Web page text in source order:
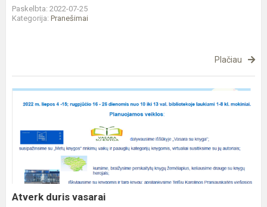
Paskelbta: 2022-07-25
Kategorija: Pranešimai
Plačiau
Atverk
duris
Atverk duris vasarai